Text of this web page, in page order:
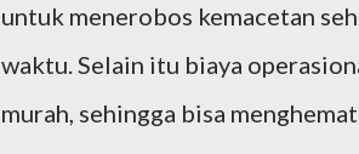
untuk menerobos kemacetan
waktu. Selain itu biaya
murah, sehingga bisa